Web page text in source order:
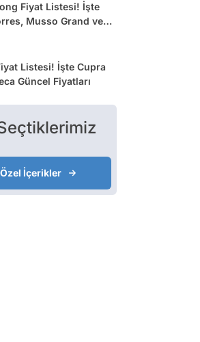
Fiyat Listesi! İşte
Musso Grand ve
Listesi! İşte Cupra
Güncel Fiyatları
İçerikler